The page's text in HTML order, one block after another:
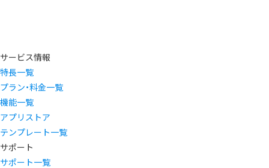
サービス情報
特長一覧
プラン・料金一覧
機能一覧
アプリストア
テンプレート一覧
サポート
サポート一覧